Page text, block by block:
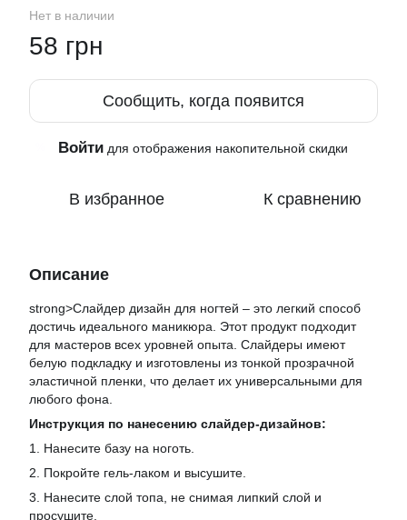
Нет в наличии
58 грн
Сообщить, когда появится
Войти для отображения накопительной скидки
В избранное К сравнению
Описание
strong>Слайдер дизайн для ногтей – это легкий способ
достичь идеального маникюра. Этот продукт подходит
для мастеров всех уровней опыта. Слайдеры имеют
белую подкладку и изготовлены из тонкой прозрачной
эластичной пленки, что делает их универсальными для
любого фона.
Инструкция по нанесению слайдер-дизайнов:
1. Нанесите базу на ноготь.
2. Покройте гель-лаком и высушите.
3. Нанесите слой топа, не снимая липкий слой и
просушите.